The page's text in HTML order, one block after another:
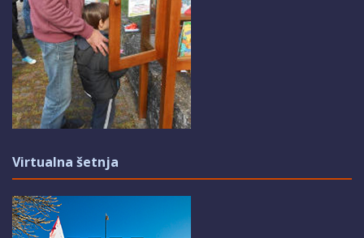
Virtualna šetnja